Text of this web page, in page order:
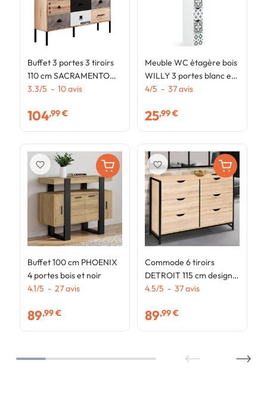
Buffet 3 portes 3 tiroirs
110 cm SACRAMENTO
design industriel
3.3/5 - 10avis
104,99 €
Buffet 100 cm PHOENIX
4 portes bois et noir
4.1/5 - 27avis
89,99 €
favorite_border
Meuble WC étagère bois
WILLY 3 portes blanc et
motif carreaux de ciment
4/5 - 37avis
25,99 €
Commode 6 tiroirs
DETROIT 115 cm design
industriel
4.5/5 - 37avis
89,99 €
favorite_border